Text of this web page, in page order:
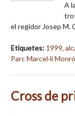
A
el regidor Josep M.
Etiquetes: 1999,
Parc Marcel·lí
Cross de